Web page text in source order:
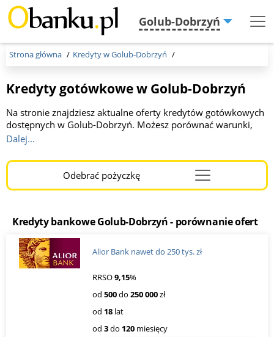
Golub-Dobrzyń
Menu
Strona główna Kredyty w Golub-Dobrzyń
Kredyty gotówkowe w Golub-Dobrzyń
Na stronie znajdziesz aktualne oferty kredytów gotówkowych
dostępnych w Golub-Dobrzyń. Możesz porównać warunki,
RRSO, okres spłaty oraz wymagania banków. Wszystkie
kredyty można złożyć online lub w oddziałach banków. To
wygodne narzędzie, które pomoże Ci znaleźć
najkorzystniejszą ofertę finansowania.
Dalej...
Odebrać pożyczkęMenu
Burger
Kredyty bankowe Golub-Dobrzyń - porównanie ofert
Alior Bank nawet do 250 tys. zł
RRSO9,15%
od 500do 250 000zł
od 18 lat
od 3do 120 miesięcy